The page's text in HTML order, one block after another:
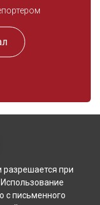
почти
при
с письменного